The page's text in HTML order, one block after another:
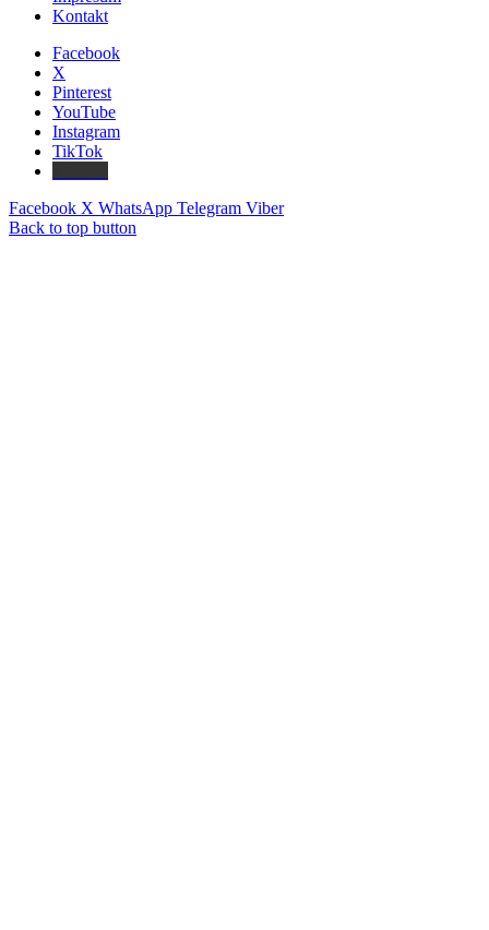
Kontakt
Facebook
X
Pinterest
YouTube
Instagram
TikTok
Facebook X WhatsApp Telegram Viber
Back to top button